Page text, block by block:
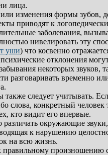
лица.
или изменения формы зубов,
приводят к
заболевания,
нивелировать эту
уши) что косвенно
отклонения
некоторых звуков,
разговаривать временно
следует учитывать.
слова, конкретный
кто видит его впервые.
окружающие
к нарушению
на всю жизнь.
правильному произношению